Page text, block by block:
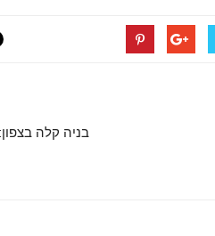
בניה קלה